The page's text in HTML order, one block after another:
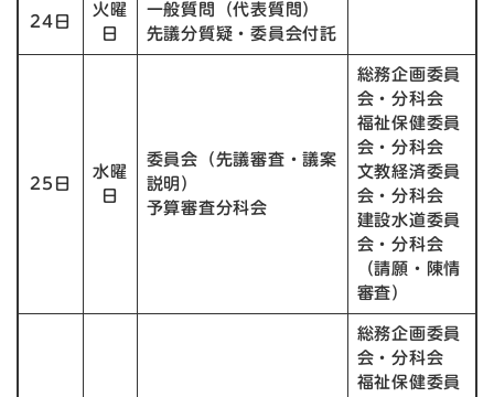
24日
火曜
日
一般質問（代表質問）
先議分質疑・委員会付託
25日
水曜
日
委員会（先議審査・議案
説明）
予算審査分科会
総務企画委員
会・分科会
福祉保健委員
会・分科会
文教経済委員
会・分科会
建設水道委員
会・分科会
（請願・陳情
審査）
総務企画委員
会・分科会
福祉保健委員